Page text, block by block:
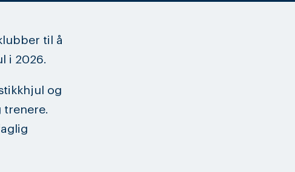
til å
i 2026.
og
trenere.